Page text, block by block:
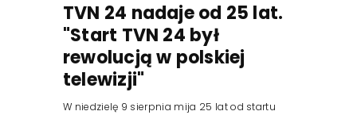
TVN 24 nadaje od 25 lat.
"Start TVN 24 był
rewolucją w polskiej
telewizji"
W niedzielę 9 sierpnia mija 25 lat od startu